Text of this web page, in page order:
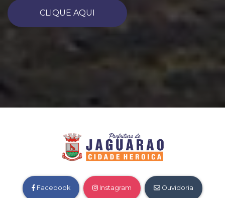
CLIQUE AQUI
Facebook Instagram Ouvidoria